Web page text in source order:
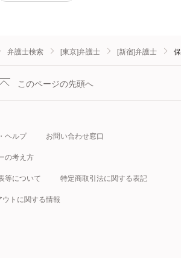
弁護士検索 [東京]弁護士 [新宿]弁護士
このページの先頭へ
ヘルプ お問い合わせ窓口
の考え方
等について 特定商取引法に関する表記
ウトに関する情報